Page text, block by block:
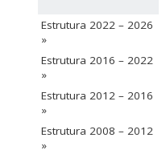
Estrutura 2022 – 2026
»
Estrutura 2016 – 2022
»
Estrutura 2012 – 2016
»
Estrutura 2008 – 2012
»